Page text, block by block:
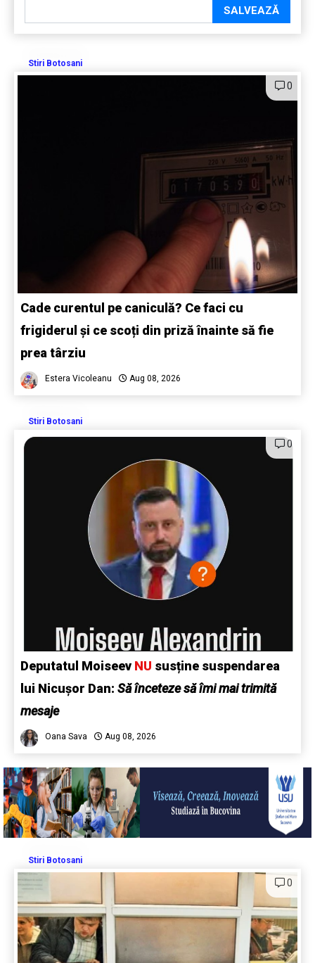
SALVEAZĂ
Stiri Botosani
0
Cade curentul pe caniculă? Ce faci cu
frigiderul și ce scoți din priză înainte să fie
prea târziu
Estera Vicoleanu Aug 08, 2026
Stiri Botosani
0
Deputatul Moiseev NU susține suspendarea
lui Nicușor Dan: Să înceteze să îmi mai trimită
mesaje
Oana Sava Aug 08, 2026
Stiri Botosani
0